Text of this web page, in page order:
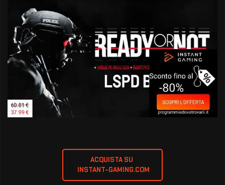
ACQUISTA SU
INSTANT-GAMING.COM